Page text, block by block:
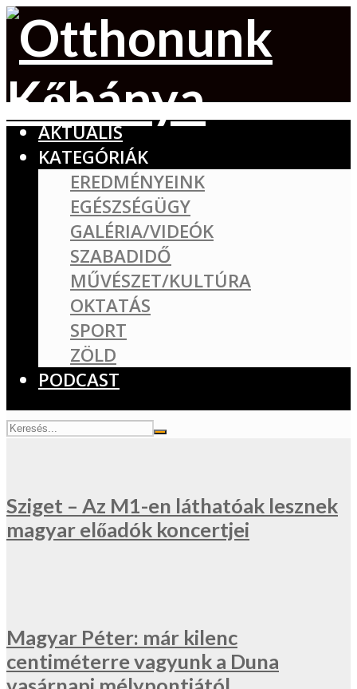
AKTUÁLIS
KATEGÓRIÁK
EREDMÉNYEINK
EGÉSZSÉGÜGY
GALÉRIA/VIDEÓK
SZABADIDŐ
MŰVÉSZET/KULTÚRA
OKTATÁS
SPORT
ZÖLD
PODCAST
Sziget – Az M1-en láthatóak lesznek
magyar előadók koncertjei
Magyar Péter: már kilenc
centiméterre vagyunk a Duna